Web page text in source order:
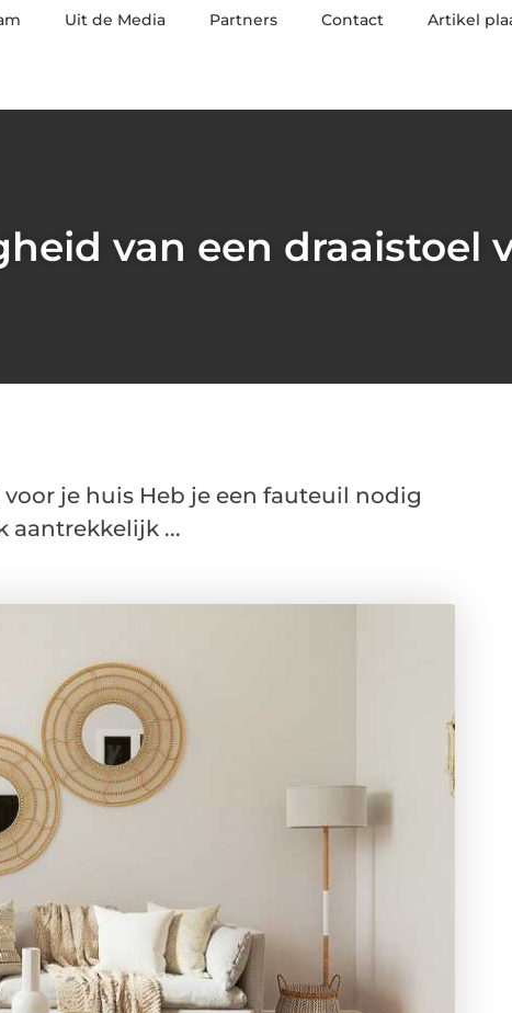
Uit de Media Partners Contact Artikel
van een draaistoel
je huis Heb je een fauteuil nodig
aantrekkelijk ...